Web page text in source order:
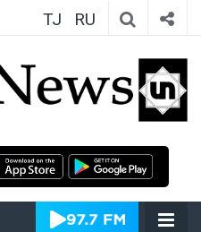
TJ RU
ИмрӯзNews